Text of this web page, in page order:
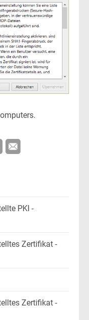
PKI -
Zertifikat -
Zertifikat -